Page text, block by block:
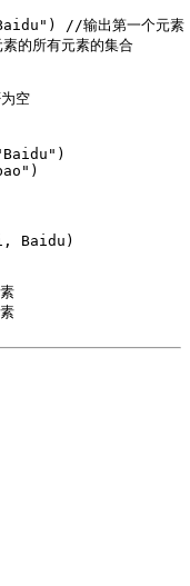
//输出第一个元素
所有元素的集合
空
Baidu)